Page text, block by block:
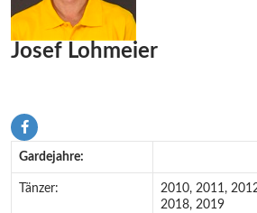
Josef Lohmeier
Gardejahre:
Tänzer:
2010, 2011,
2018, 2019